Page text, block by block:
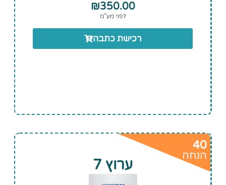
₪350.00
לפני מע”מ
רכישת כתבה
40
הנחה
ערוץ 7